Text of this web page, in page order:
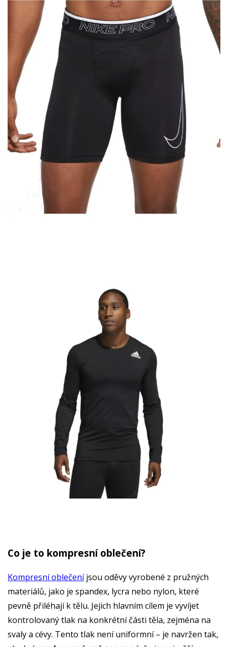
Co je to kompresní oblečení?
Kompresní oblečeníjsou oděvy vyrobené z pružných
materiálů, jako je spandex, lycra nebo nylon, které
pevně přiléhají k tělu. Jejich hlavním cílem je vyvíjet
kontrolovaný tlak na konkrétní části těla, zejména na
svaly a cévy. Tento tlak není uniformní – je navržen tak,